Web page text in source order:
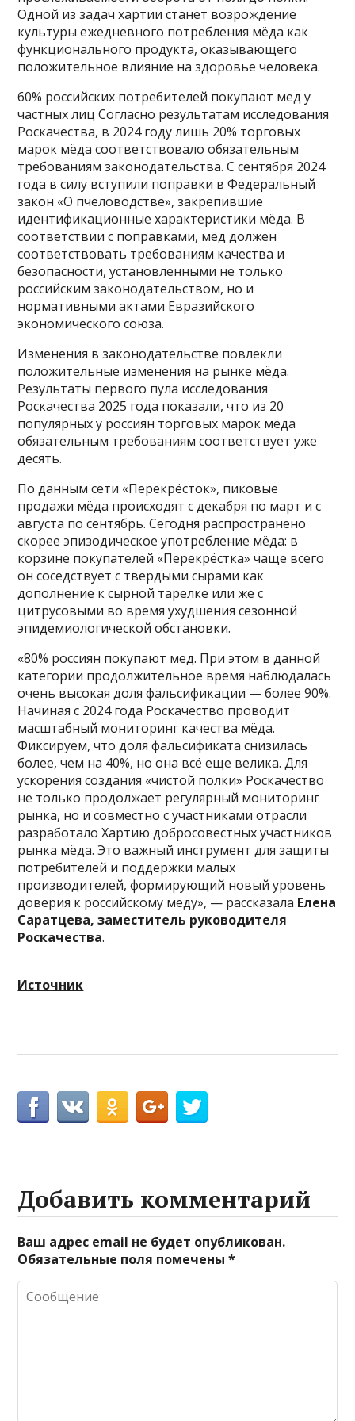
Одной из задач хартии станет возрождение
культуры ежедневного потребления мёда как
функционального продукта, оказывающего
положительное влияние на здоровье человека.
60% российских потребителей покупают мед у
частных лиц Согласно результатам исследования
Роскачества, в 2024 году лишь 20% торговых
марок мёда соответствовало обязательным
требованиям законодательства. С сентября 2024
года в силу вступили поправки в Федеральный
закон «О пчеловодстве», закрепившие
идентификационные характеристики мёда. В
соответствии с поправками, мёд должен
соответствовать требованиям качества и
безопасности, установленными не только
российским законодательством, но и
нормативными актами Евразийского
экономического союза.
Изменения в законодательстве повлекли
положительные изменения на рынке мёда.
Результаты первого пула исследования
Роскачества 2025 года показали, что из 20
популярных у россиян торговых марок мёда
обязательным требованиям соответствует уже
десять.
По данным сети «Перекрёсток», пиковые
продажи мёда происходят с декабря по март и с
августа по сентябрь. Сегодня распространено
скорее эпизодическое употребление мёда: в
корзине покупателей «Перекрёстка» чаще всего
он соседствует с твердыми сырами как
дополнение к сырной тарелке или же с
цитрусовыми во время ухудшения сезонной
эпидемиологической обстановки.
«80% россиян покупают мед. При этом в данной
категории продолжительное время наблюдалась
очень высокая доля фальсификации — более 90%.
Начиная с 2024 года Роскачество проводит
масштабный мониторинг качества мёда.
Фиксируем, что доля фальсификата снизилась
более, чем на 40%, но она всё еще велика. Для
ускорения создания «чистой полки» Роскачество
не только продолжает регулярный мониторинг
рынка, но и совместно с участниками отрасли
разработало Хартию добросовестных участников
рынка мёда. Это важный инструмент для защиты
потребителей и поддержки малых
производителей, формирующий новый уровень
доверия к российскому мёду», — рассказала Елена
Саратцева, заместитель руководителя
Роскачества.
Источник
Добавить комментарий
Ваш адрес email не будет опубликован.
Обязательные поля помечены*